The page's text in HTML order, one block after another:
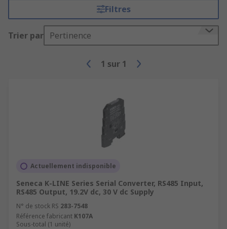
Filtres
Trier par Pertinence
1 sur 1
Actuellement indisponible
Seneca K-LINE Series Serial Converter, RS485 Input,
RS485 Output, 19.2V dc, 30 V dc Supply
N° de stock RS 283-7548
Référence fabricant K107A
Sous-total (1 unité)